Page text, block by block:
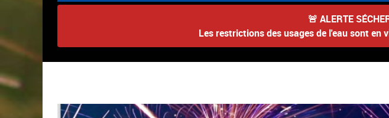
🚨 ALERTE
Les restrictions des usages de l'eau sont en